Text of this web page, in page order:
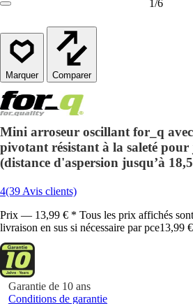
1/6
Comparer
Mini arroseur oscillant for_q
pivotant résistant à la saleté pour
(distance d'aspersion jusqu’à
4(39 Avis clients)
Prix — 13,99 € * Tous les prix affichés
livraison en sus si nécessaire par pce13,99 €
Garantie de 10 ans
Conditions de garantie